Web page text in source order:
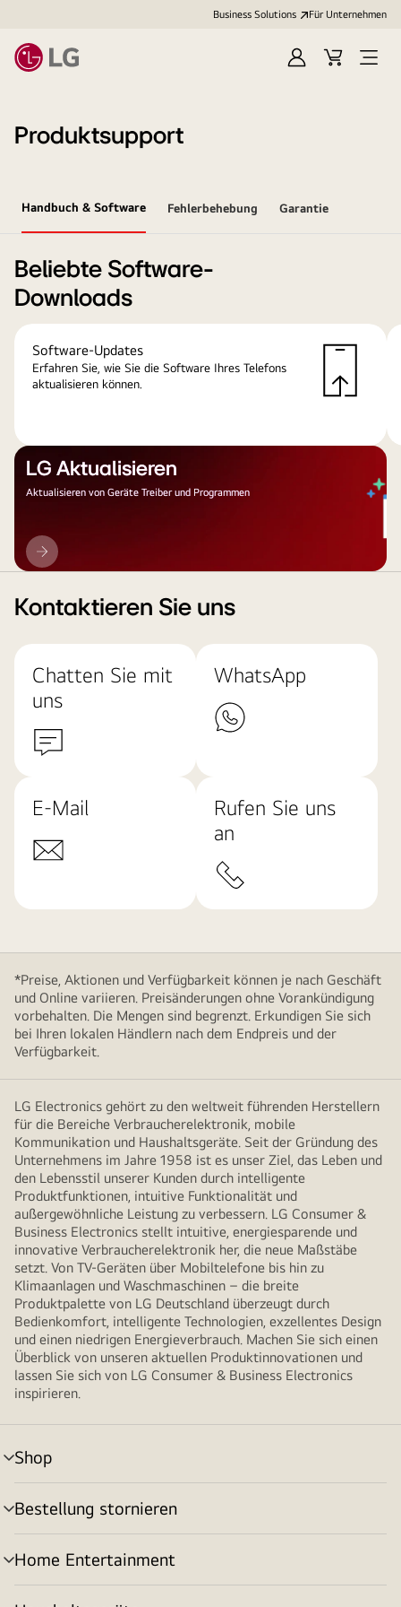
Business Solutions Für Unternehmen
Anmelden
Cart
Open
Produktsupport
Handbuch & Software Fehlerbehebung Garantie
Beliebte Software-
Downloads
Software-Updates
Erfahren Sie, wie Sie die Software Ihres Telefons
aktualisieren können.
LG Aktualisieren
Aktualisieren von Geräte Treiber und Programmen
LG
Aktualisieren
Kontaktieren Sie uns
Chatten Sie mit
uns
WhatsApp
E-Mail
Rufen Sie uns
an
*Preise, Aktionen und Verfügbarkeit können je nach Geschäft
und Online variieren. Preisänderungen ohne Vorankündigung
vorbehalten. Die Mengen sind begrenzt. Erkundigen Sie sich
bei Ihren lokalen Händlern nach dem Endpreis und der
Verfügbarkeit.
LG Electronics gehört zu den weltweit führenden Herstellern
für die Bereiche Verbraucherelektronik, mobile
Kommunikation und Haushaltsgeräte. Seit der Gründung des
Unternehmens im Jahre 1958 ist es unser Ziel, das Leben und
den Lebensstil unserer Kunden durch intelligente
Produktfunktionen, intuitive Funktionalität und
außergewöhnliche Leistung zu verbessern. LG Consumer &
Business Electronics stellt intuitive, energiesparende und
innovative Verbraucherelektronik her, die neue Maßstäbe
setzt. Von TV-Geräten über Mobiltelefone bis hin zu
Klimaanlagen und Waschmaschinen – die breite
Produktpalette von LG Deutschland überzeugt durch
Bedienkomfort, intelligente Technologien, exzellentes Design
und einen niedrigen Energieverbrauch. Machen Sie sich einen
Überblick von unseren aktuellen Produktinnovationen und
lassen Sie sich von LG Consumer & Business Electronics
inspirieren.
Shop
Menü
umschalten
Bestellung stornieren
Menü
umschalten
Home Entertainment
Menü
umschalten